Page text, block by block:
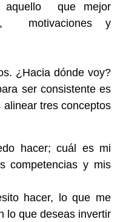
aquello que mejor
motivaciones y
¿Hacia dónde voy?
ser consistente es
tres conceptos
hacer; cuál es mi
competencias y mis
hacer, lo que me
lo que deseas invertir